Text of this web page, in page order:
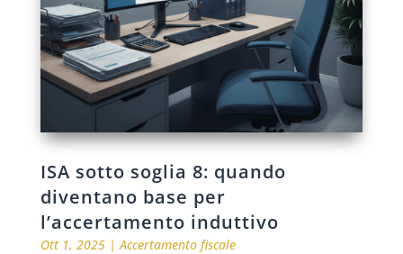
ISA sotto soglia 8: quando
diventano base per
l’accertamento induttivo
Ott 1, 2025|Accertamento fiscale